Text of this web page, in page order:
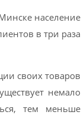
население
в три раза
своих товаров
немало
тем меньше